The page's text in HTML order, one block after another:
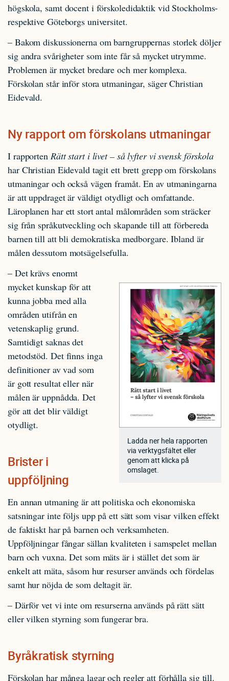
högskola, samt docent i förskoledidaktik vid Stockholms-
respektive Göteborgs universitet.
– Bakom diskussionerna om barngruppernas storlek döljer
sig andra svårigheter som inte får så mycket utrymme.
Problemen är mycket bredare och mer komplexa.
Förskolan står inför stora utmaningar, säger Christian
Eidevald.
Ny rapport om förskolans utmaningar
I rapporten Rätt start i livet – så lyfter vi svensk förskola
har Christian Eidevald tagit ett brett grepp om förskolans
utmaningar och också vägen framåt. En av utmaningarna
är att uppdraget är väldigt otydligt och omfattande.
Läroplanen har ett stort antal målområden som sträcker
sig från språkutveckling och skapande till att förbereda
barnen till att bli demokratiska medborgare. Ibland är
målen dessutom motsägelsefulla.
Ladda ner hela rapporten
via verktygsfältet eller
genom att klicka på
omslaget.
– Det krävs enormt
mycket kunskap för att
kunna jobba med alla
områden utifrån en
vetenskaplig grund.
Samtidigt saknas det
metodstöd. Det finns inga
definitioner av vad som
är gott resultat eller när
målen är uppnådda. Det
gör att det blir väldigt
otydligt.
Brister i
uppföljning
En annan utmaning är att politiska och ekonomiska
satsningar inte följs upp på ett sätt som visar vilken effekt
de faktiskt har på barnen och verksamheten.
Uppföljningar fångar sällan kvaliteten i samspelet mellan
barn och vuxna. Det som mäts är i stället det som är
enkelt att mäta, såsom hur resurser används och fördelas
samt hur nöjda de som deltagit är.
– Därför vet vi inte om resurserna används på rätt sätt
eller vilken styrning som fungerar bra.
Byråkratisk styrning
Förskolan har många lagar och regler att förhålla sig till.